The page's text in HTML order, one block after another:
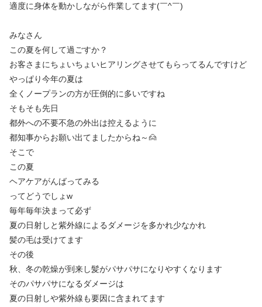
適度に身体を動かしながら作業してます(￣^￣)
みなさん
この夏を何して過ごすか？
お客さまにちょいちょいヒアリングさせてもらってるんですけど
やっぱり今年の夏は
全くノープランの方が圧倒的に多いですね
そもそも先日
都外への不要不急の外出は控えるように
都知事からお願い出てましたからね～🙍
そこで
この夏
ヘアケアがんばってみる
ってどうでしょw
毎年毎年決まって必ず
夏の日射しと紫外線によるダメージを多かれ少なかれ
髪の毛は受けてます
その後
秋、冬の乾燥が到来し髪がパサパサになりやすくなります
そのパサパサになるダメージは
夏の日射しや紫外線も要因に含まれてます